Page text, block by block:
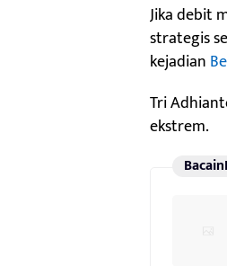
Jika debit
strategis
kejadian
Tri
ekstrem.